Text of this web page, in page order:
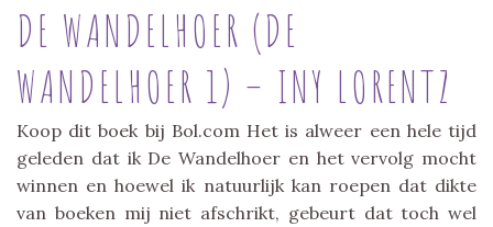
DE WANDELHOER (DE
WANDELHOER 1) – INY LORENTZ
Koop dit boek bij Bol.com Het is alweer een hele tijd
geleden dat ik De Wandelhoer en het vervolg mocht
winnen en hoewel ik natuurlijk kan roepen dat dikte
van boeken mij niet afschrikt, gebeurt dat toch wel